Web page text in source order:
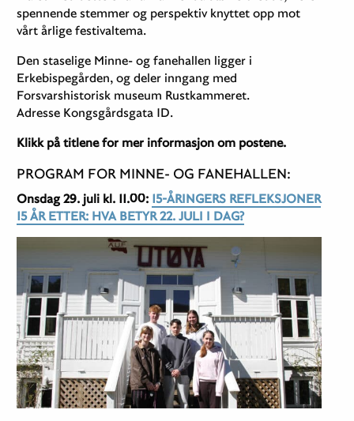
spennende stemmer og perspektiv knyttet opp mot
vårt årlige festivaltema.
Den staselige Minne- og fanehallen ligger i
Erkebispegården, og deler inngang med
Forsvarshistorisk museum Rustkammeret.
Adresse Kongsgårdsgata 1D.
Klikk på titlene for mer informasjon om postene.
PROGRAM FOR MINNE- OG FANEHALLEN:
Onsdag 29. juli kl. 11.00: 15-ÅRINGERS REFLEKSJONER
15 ÅR ETTER: HVA BETYR 22. JULI I DAG?